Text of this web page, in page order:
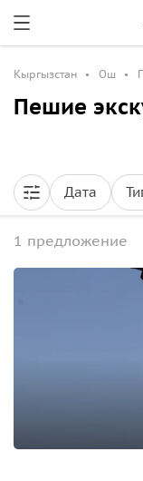
Кыргызстан Ош
Пешие
Дата
1 предложение